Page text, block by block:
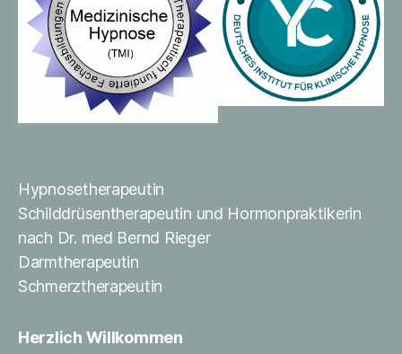
Hypnosetherapeutin
Schilddrüsentherapeutin und Hormonpraktikerin
nach Dr. med Bernd Rieger
Darmtherapeutin
Schmerztherapeutin
Herzlich Willkommen